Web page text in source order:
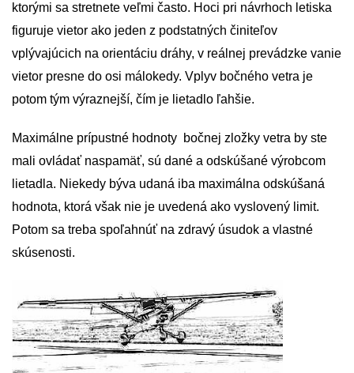
ktorými sa stretnete veľmi často. Hoci pri návrhoch letiska
figuruje vietor ako jeden z podstatných činiteľov
vplývajúcich na orientáciu dráhy, v reálnej prevádzke vanie
vietor presne do osi málokedy. Vplyv bočného vetra je
potom tým výraznejší, čím je lietadlo ľahšie.
Maximálne prípustné hodnoty bočnej zložky vetra by ste
mali ovládať naspamäť, sú dané a odskúšané výrobcom
lietadla. Niekedy býva udaná iba maximálna odskúšaná
hodnota, ktorá však nie je uvedená ako vyslovený limit.
Potom sa treba spoľahnúť na zdravý úsudok a vlastné
skúsenosti.